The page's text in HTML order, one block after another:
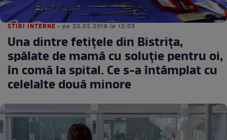
STIRI INTERNE • pe 20.05.2019 la 12:03
Una dintre fetițele din Bistrița,
spălate de mamă cu soluție pentru oi,
în comă la spital. Ce s-a întâmplat cu
celelalte două minore